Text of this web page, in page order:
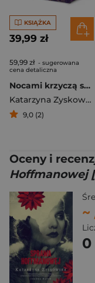
KSIĄŻKA
39,99 zł
59,99 zł - sugerowana
cena detaliczna
Nocami krzyczą sarny (wyd. 2026, barwione brzegi)
Katarzyna Zyskowska
9,0 (2)
Oceny i
Hoffmanowej
~
0